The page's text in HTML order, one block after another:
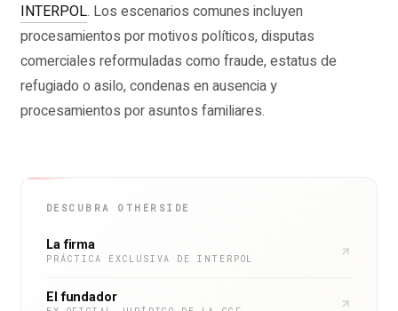
INTERPOL. Los escenarios comunes incluyen
procesamientos por motivos políticos, disputas
comerciales reformuladas como fraude, estatus de
refugiado o asilo, condenas en ausencia y
procesamientos por asuntos familiares.
DESCUBRA OTHERSIDE
La firma
PRÁCTICA EXCLUSIVA DE INTERPOL
El fundador